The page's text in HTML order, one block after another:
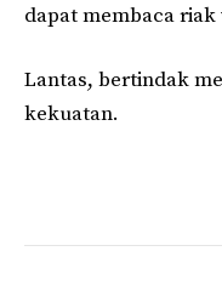
dapat membaca riak
Lantas, bertindak
kekuatan.